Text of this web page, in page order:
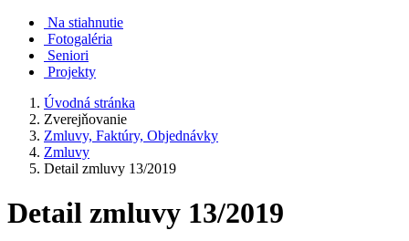
Na stiahnutie
Fotogaléria
Seniori
Projekty
Úvodná stránka
Zverejňovanie
Zmluvy, Faktúry, Objednávky
Zmluvy
Detail zmluvy 13/2019
Detail zmluvy 13/2019